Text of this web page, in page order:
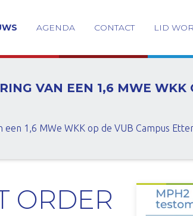
AGENDA CONTACT LID
VAN EEN 1,6 MWE WKK
een 1,6 MWe WKK op de VUB Campus
ORDER